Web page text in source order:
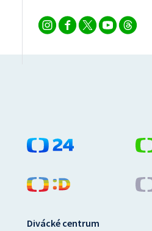
Divácké centrum